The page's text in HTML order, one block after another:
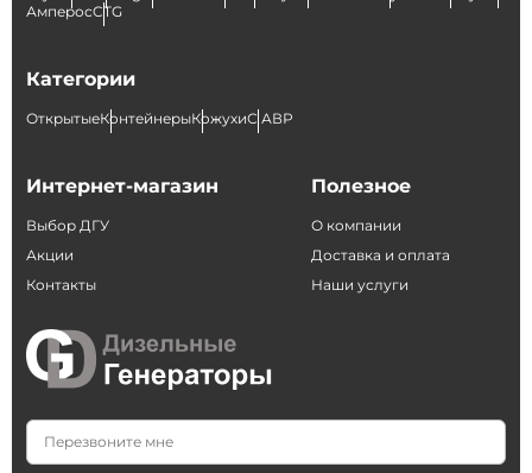
АмперосCTG
Категории
ОткрытыеКонтейнерыКожухиС АВР
Интернет-магазин
Выбор ДГУ
Акции
Контакты
Полезное
О компании
Доставка и оплата
Наши услуги